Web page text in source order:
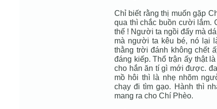
Chỉ biết rằng thị muốn gặp
qua thì chắc buồn cười lắm.
thế ! Người ta ngồi đấy mà
mà người ta kêu bé, nó lại
thằng trời đánh không chết
đáng kiếp. Thổ trận ấy thật
cho hắn ăn tí gì mới được.
mồ hôi thì là nhẹ nhõm
chạy đi tìm gạo. Hành thì
mang ra cho Chí Phèo.